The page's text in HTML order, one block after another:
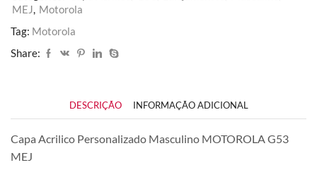
G53
MEJ
quantidade
MEJ, Motorola
Tag: Motorola
Share:
DESCRIÇÃO INFORMAÇÃO ADICIONAL
Capa Acrilico Personalizado Masculino MOTOROLA G53
MEJ